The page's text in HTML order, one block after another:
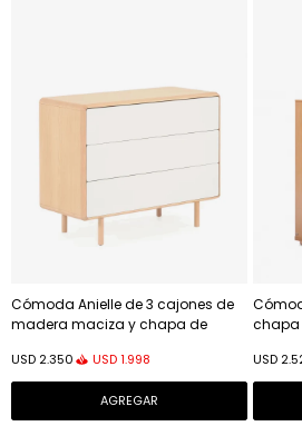
Cómoda Anielle de 3 cajones de
madera maciza y chapa de
USD 2.350 USD1.998
chapa
USD